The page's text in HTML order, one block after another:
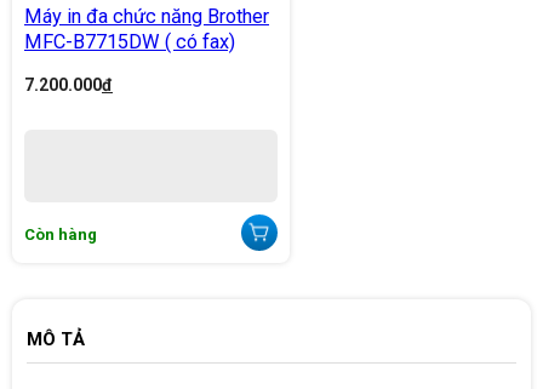
Máy in đa chức năng Brother
MFC-B7715DW ( có fax)
7.200.000đ
Còn hàng
MÔ TẢ